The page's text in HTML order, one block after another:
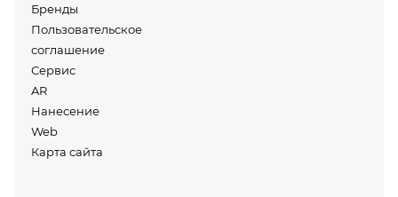
Бренды
Пользовательское
соглашение
Сервис
AR
Нанесение
Web
Карта сайта